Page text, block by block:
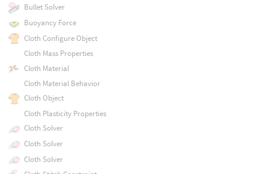
Bullet Solver
Buoyancy Force
Cloth Configure Object
Cloth Mass Properties
Cloth Material
Cloth Material Behavior
Cloth Object
Cloth Plasticity Properties
Cloth Solver
Cloth Solver
Cloth Solver